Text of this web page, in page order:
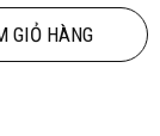
GIỎ HÀNG